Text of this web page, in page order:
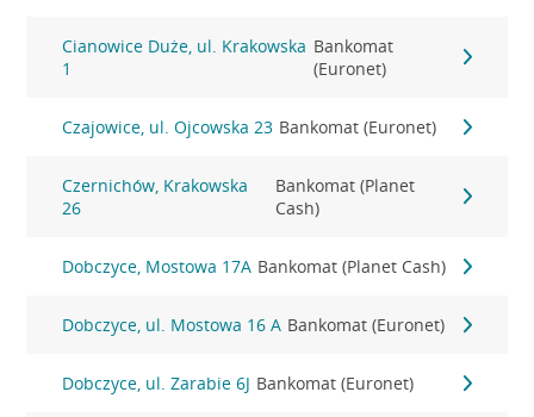
Cianowice Duże, ul. Krakowska
1
Bankomat
(Euronet)
Czajowice, ul. Ojcowska 23 Bankomat (Euronet)
Czernichów, Krakowska
26
Bankomat (Planet
Cash)
Dobczyce, Mostowa 17A Bankomat (Planet Cash)
Dobczyce, ul. Mostowa 16 A Bankomat (Euronet)
Dobczyce, ul. Zarabie 6J Bankomat (Euronet)